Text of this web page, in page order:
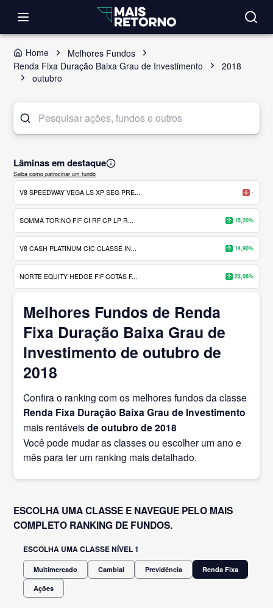
Home
Melhores Fundos
Renda Fixa Duração Baixa Grau de Investimento
2018
outubro
Lâminas em destaque
Saiba como patrocinar um fundo
V8 SPEEDWAY VEGA LS XP SEG PRE... -
SOMMA TORINO FIF CI RF CP LP R... 15,20%
V8 CASH PLATINUM CIC CLASSE IN... 14,90%
NORTE EQUITY HEDGE FIF COTAS F... 23,06%
Melhores Fundos de Renda
Fixa Duração Baixa Grau de
Investimento de outubro de
2018
Confira o ranking com os melhores fundos da classe
Renda Fixa Duração Baixa Grau de Investimento
mais rentáveisde outubro de 2018
Você pode mudar as classes ou escolher um ano e
mês para ter um ranking mais detalhado.
ESCOLHA UMA CLASSE E NAVEGUE PELO MAIS
COMPLETO RANKING DE FUNDOS.
ESCOLHA UMA CLASSE NÍVEL 1
Multimercado Cambial Previdência Renda Fixa
Ações